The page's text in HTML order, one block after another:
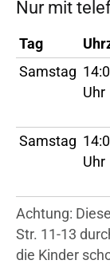
Nur mit
Achtung:
Str. 11-13
die Kinder
Tag
Samstag
Uhr
Samstag
Uhr